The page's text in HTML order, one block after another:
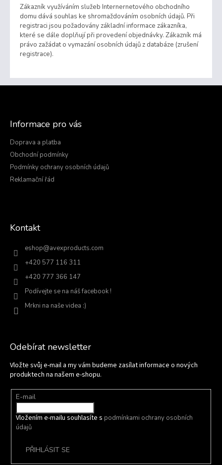
Zákazník využíváním služeb Internernetového obchodního
domu dává souhlas ke shromaždováním osobních údajů. Při
registraci jsou požadovány základní informace zákazníka,
které se dále doplňují při provedení objednávky. Zákazník má
právo zažádat o vymazání osobních údajů z databáze (zrušení
registrace).
Z
Informace pro vás
Doprava a platba
Obchodní podmínky
Podmínky ochrany osobních údajů
Reklamační řád
Kontakt
eshop@avexproducts.com
+420 577 116 311
+420 777 366 147
Podívejte se na náš facebook !
Mrkni na naše videa :)
Odebírat newsletter
Vložte svůj e-mail a my vám budeme zasílat informace o nových
produktech na našem e-shopu.
E-mail
Vložením e-mailu souhlasíte s podmínkami ochrany osobních
údajů
PŘIHLÁSIT SE